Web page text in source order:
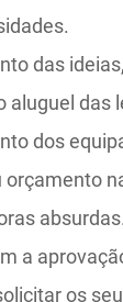
das
aluguel das
dos
orçamento
absurdas.
a
os